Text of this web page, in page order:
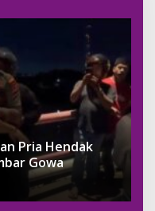
Pria Hendak
Gowa